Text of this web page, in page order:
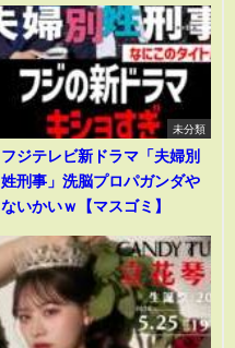
未分類
フジテレビ新ドラマ「夫婦別
姓刑事」洗脳プロパガンダや
ないかいｗ【マスゴミ】